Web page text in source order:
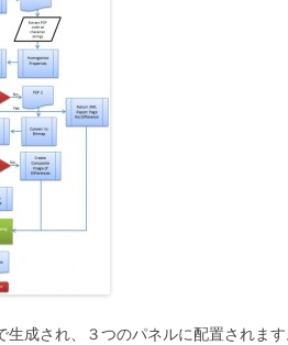
成され、３つのパネルに配置されます